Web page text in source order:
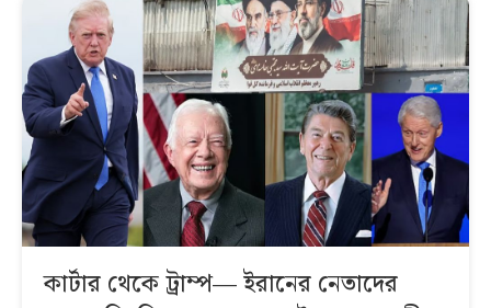
কার্টার থেকে ট্রাম্প— ইরানের নেতাদের